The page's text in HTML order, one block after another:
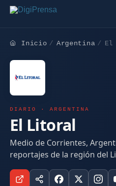
Inicio Argentina
DIARIO · ARGENTINA
El Litoral
Medio de Corrientes,
reportajes de la región del